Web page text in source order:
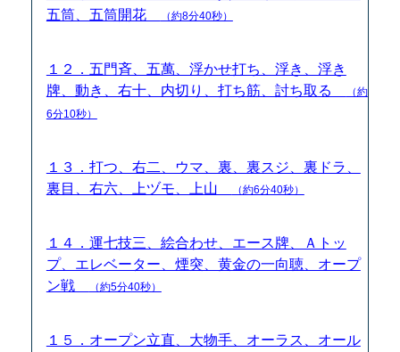
五筒、五筒開花
（約8分40秒）
１２．五門斉、五萬、浮かせ打ち、浮き、浮き
牌、動き、右十、内切り、打ち筋、討ち取る
（約
6分10秒）
１３．打つ、右二、ウマ、裏、裏スジ、裏ドラ、
裏目、右六、上ヅモ、上山
（約6分40秒）
１４．運七技三、絵合わせ、エース牌、Ａトッ
プ、エレベーター、煙突、黄金の一向聴、オープ
ン戦
（約5分40秒）
１５．オープン立直、大物手、オーラス、オール